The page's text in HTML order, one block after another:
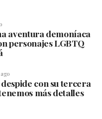
aventura demoníaca
personajes LGBTQ
con su tercera
más detalles